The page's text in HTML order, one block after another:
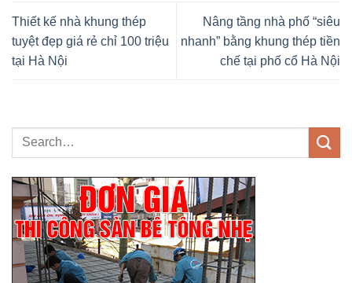
Thiết kế nhà khung thép
tuyệt đẹp giá rẻ chỉ 100 triệu
tại Hà Nội
Nâng tầng nhà phố “siêu
nhanh” bằng khung thép tiền
chế tại phố cổ Hà Nội